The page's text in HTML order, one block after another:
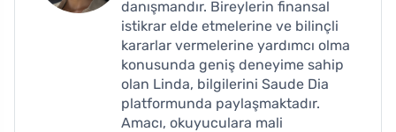
danışmandır. Bireylerin finansal
istikrar elde etmelerine ve bilinçli
kararlar vermelerine yardımcı olma
konusunda geniş deneyime sahip
olan Linda, bilgilerini Saude Dia
platformunda paylaşmaktadır.
Amacı, okuyuculara mali